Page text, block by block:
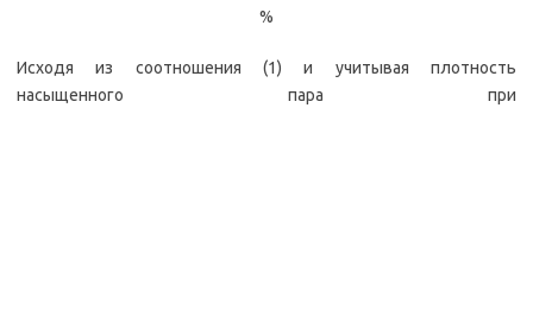
%
Исходя из соотношения (1) и учитывая плотность
насыщенного пара при